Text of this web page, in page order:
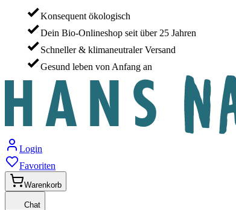
Konsequent ökologisch
Dein Bio-Onlineshop seit über 25 Jahren
Schneller & klimaneutraler Versand
Gesund leben von Anfang an
Login
Favoriten
Warenkorb
Chat